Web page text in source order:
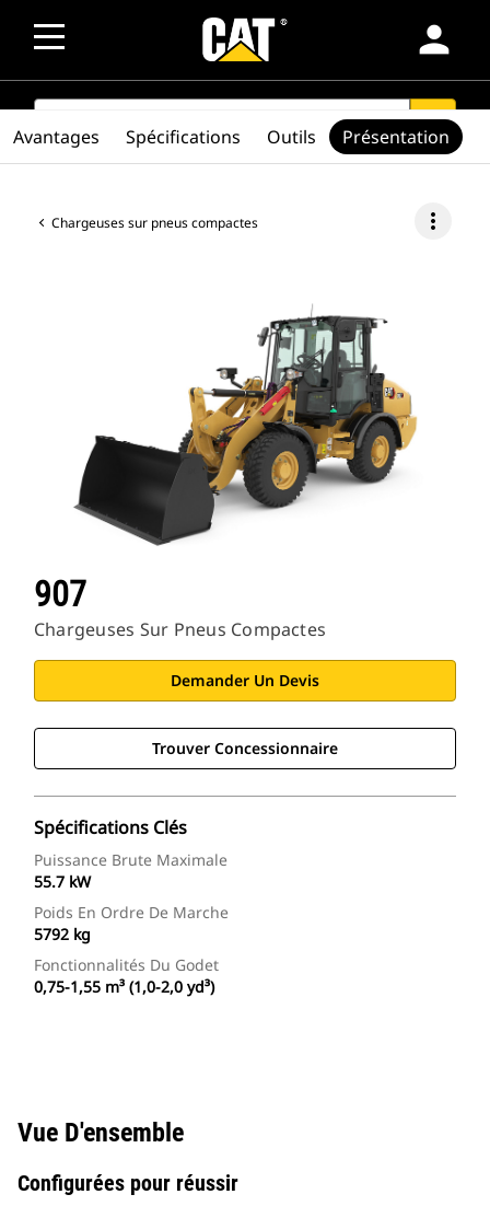
person
SEARCH search
Chargeuses sur pneus compactes more_vert
907
Chargeuses Sur Pneus Compactes
Demander Un Devis
Trouver Concessionnaire
Spécifications Clés
Puissance Brute Maximale
55.7 kW
Poids En Ordre De Marche
5792 kg
Fonctionnalités Du Godet
0,75-1,55 m³ (1,0-2,0 yd³)
Avantages Spécifications Outils Présentation
Vue D'ensemble
Configurées pour réussir